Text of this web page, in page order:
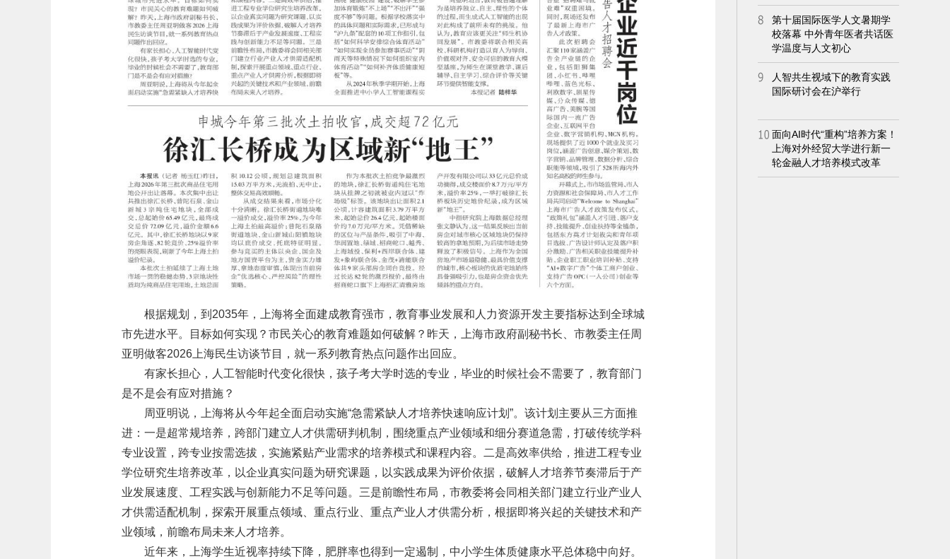
根据规划，到2035年，上海将全面建成教育强市，教育事业发展和人力资源开发主要指标达到全球城
市先进水平。目标如何实现？市民关心的教育难题如何破解？昨天，上海市政府副秘书长、市教委主任周
亚明做客2026上海民生访谈节目，就一系列教育热点问题作出回应。
有家长担心，人工智能时代变化很快，孩子考大学时选的专业，毕业的时候社会不需要了，教育部门
是不是会有应对措施？
周亚明说，上海将从今年起全面启动实施“急需紧缺人才培养快速响应计划”。该计划主要从三方面推
进：一是超常规培养，跨部门建立人才供需研判机制，围绕重点产业领域和细分赛道急需，打破传统学科
专业设置，跨专业按需选拔，实施紧贴产业需求的培养模式和课程内容。二是高效率供给，推进工程专业
学位研究生培养改革，以企业真实问题为研究课题，以实践成果为评价依据，破解人才培养节奏滞后于产
业发展速度、工程实践与创新能力不足等问题。三是前瞻性布局，市教委将会同相关部门建立行业产业人
才供需适配机制，探索开展重点领域、重点行业、重点产业人才供需分析，根据即将兴起的关键技术和产
业领域，前瞻布局未来人才培养。
近年来，上海学生近视率持续下降，肥胖率也得到一定遏制，中小学生体质健康水平总体稳中向好。